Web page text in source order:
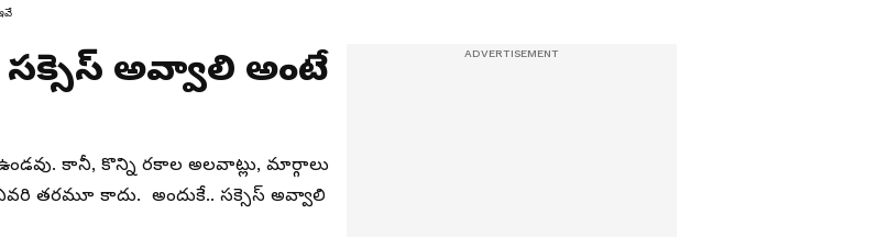
సక్సెస్ అవ్వాలి అంటే
కానీ, కొన్ని రకాల అలవాట్లు, మార్గాలు
తరమూ కాదు. అందుకే.. సక్సెస్ అవ్వాలి